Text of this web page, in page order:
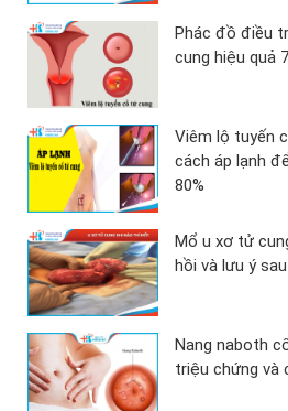
Phác đồ điều
cung hiệu quả
Viêm lộ tuyến
cách áp lạnh
80%
Mổ u xơ tử
hồi và lưu ý
Nang naboth
triệu chứng và